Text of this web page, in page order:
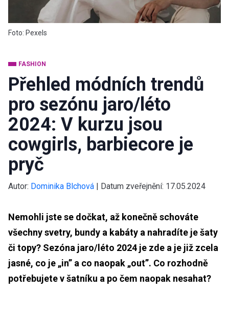
Foto: Pexels
FASHION
Přehled módních trendů
pro sezónu jaro/léto
2024: V kurzu jsou
cowgirls, barbiecore je
pryč
Autor: Dominika Blchová | Datum zveřejnění: 17.05.2024
Nemohli jste se dočkat, až konečně schováte
všechny svetry, bundy a kabáty a nahradíte je šaty
či topy? Sezóna jaro/léto 2024 je zde a je již zcela
jasné, co je „in” a co naopak „out”. Co rozhodně
potřebujete v šatníku a po čem naopak nesahat?